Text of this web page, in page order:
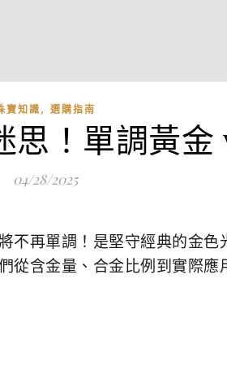
寶知識, 選購指南
！單調黃金
04/28/2025
不再單調！是堅守經典的金
從含金量、合金比例到實際